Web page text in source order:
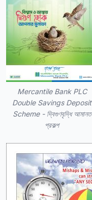
Mercantile Bank PLC
Double Savings Deposit
Scheme - দ্বিগুণবৃদ্ধি আমানত
প্রকল্প